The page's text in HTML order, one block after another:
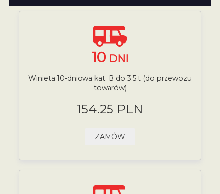
10 DNI
Winieta 10-dniowa kat. B do 3.5 t (do przewozu
towarów)
154.25 PLN
ZAMÓW